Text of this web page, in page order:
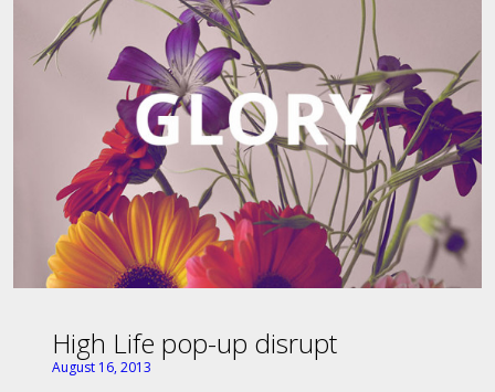
High Life pop-up disrupt
August 16, 2013